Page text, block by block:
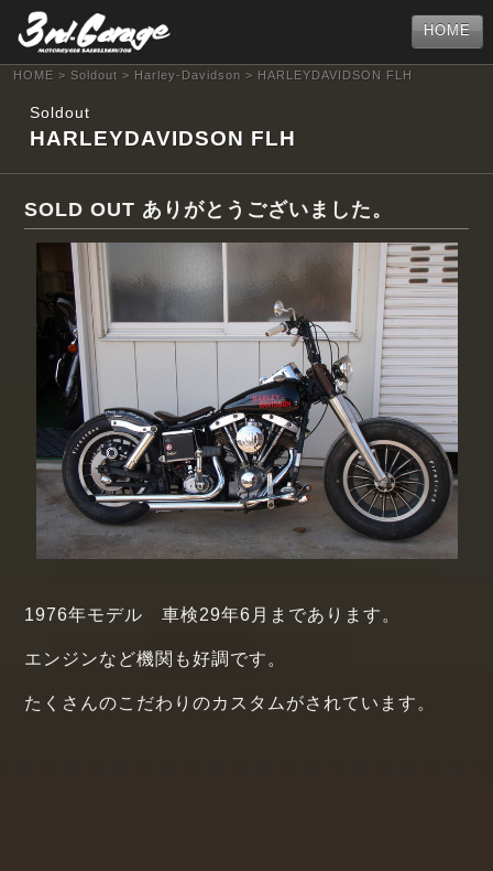
HOME
HOME > Soldout > Harley-Davidson > HARLEYDAVIDSON FLH
Soldout
HARLEYDAVIDSON FLH
SOLD OUT ありがとうございました。
1976年モデル 車検29年6月まであります。
エンジンなど機関も好調です。
たくさんのこだわりのカスタムがされています。